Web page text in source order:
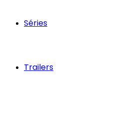
Séries
Trailers